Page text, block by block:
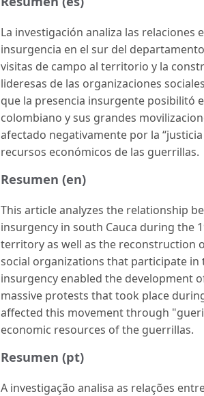
La investigación analiza las
insurgencia en el sur del
visitas de campo al territorio y la
lideresas de las organizaciones
que la presencia insurgente posibilitó
colombiano y sus grandes
afectado negativamente por la
recursos económicos de las guerrillas.
Resumen (en)
This article analyzes the relationship
insurgency in south Cauca during the
territory as well as the reconstruction
social organizations that participate
insurgency enabled the development
massive protests that took place
affected this movement through
economic resources of the guerrillas.
Resumen (pt)
A investigação analisa as relações